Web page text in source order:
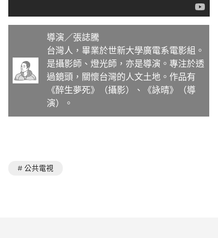
導演／張誌騰
台灣人，畢業於世新大學廣電系電影組。
是攝影師、燈光師，亦是導演。專注於透
過鏡頭，關懷台灣的人文土地。作品有
《醉生夢死》（攝影）、《詠晴》（導
演）。
# 公共電視